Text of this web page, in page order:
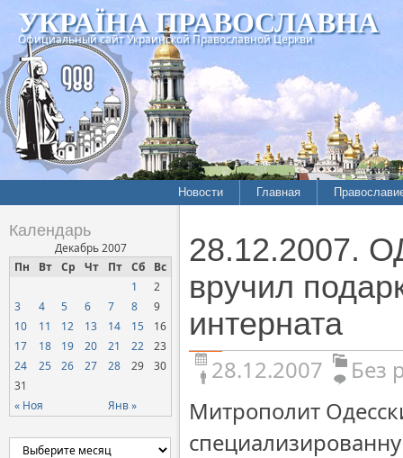
УКРАЇНА ПРАВОСЛАВНА
Официальный сайт Украинской Православной Церкви
Новости Главная
Календарь
Декабрь 2007
Пн
Вт Ср Чт Пт Сб Вс
« Ноя Янв »
1
2
3
4 5 6 7 8
9
10
11 12 13 14 15
16
17
18 19 20 21 22
23
24
25 26 27 28 29
30
31
28.12.2007.
вручил
интерната
28.12.2007
Без
Митрополит